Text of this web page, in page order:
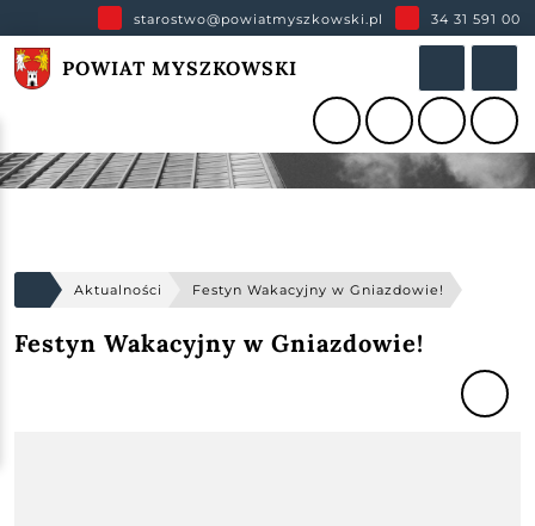
starostwo@powiatmyszkowski.pl 34 31 591 00
POWIAT MYSZKOWSKI
Aktualności Festyn Wakacyjny w Gniazdowie!
Festyn Wakacyjny w Gniazdowie!